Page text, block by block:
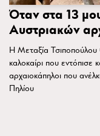
Όταν στα 13
Αυστριακών
Η Μεταξία Τσιποπούλου
καλοκαίρι που
αρχαιοκάπηλοι που
Πηλίου